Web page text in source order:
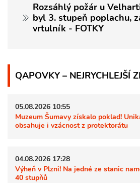
Rozsáhlý požár u
byl 3. stupeň poplachu,
vrtulník - FOTKY
QAPOVKY – NEJRYCHLEJŠÍ
05.08.2026 10:55
Muzeum Šumavy získalo poklad!
obsahuje i vzácnost z protektorátu
04.08.2026 17:28
Výheň v Plzni! Na jedné ze stanic
40 stupňů